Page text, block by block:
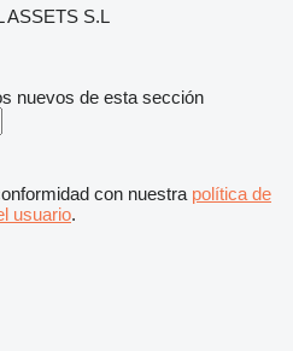
ASSETS S.L
nuevos de esta sección
con nuestra política de
usuario.